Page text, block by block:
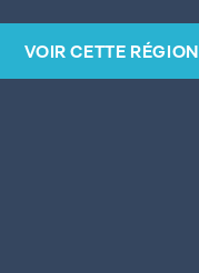
VOIR CETTE RÉGION